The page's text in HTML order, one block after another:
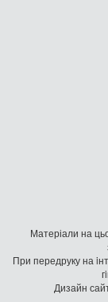
Матеріали на
При передруку на
Дизайн